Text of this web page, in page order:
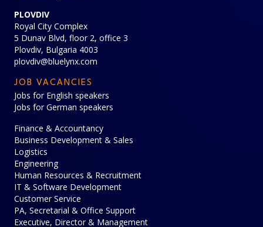
PLOVDIV
Royal City Complex
5 Dunav Blvd, floor 2, office 3
Plovdiv, Bulgaria 4003
plovdiv@bluelynx.com
JOB VACANCIES
Jobs for English speakers
Jobs for German speakers
Finance & Accountancy
Business Development & Sales
Logistics
Engineering
Human Resources & Recruitment
IT & Software Development
Customer Service
PA, Secretarial & Office Support
Executive, Director & Management